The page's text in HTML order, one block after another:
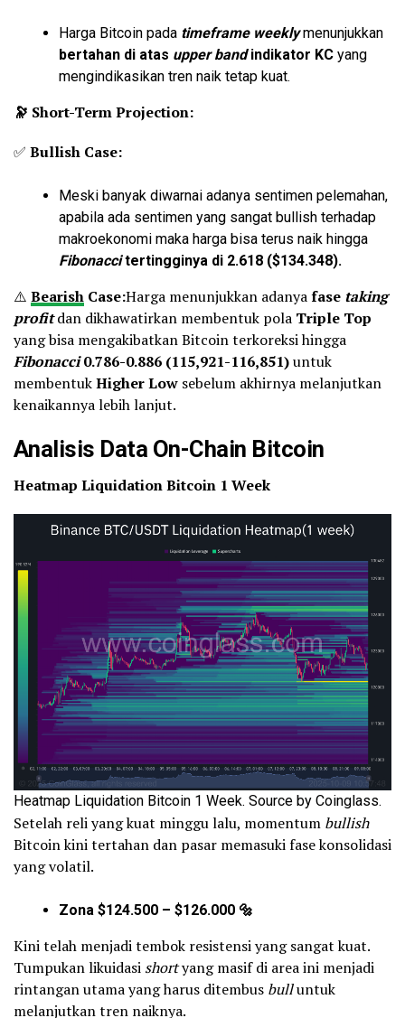
Harga Bitcoin pada timeframe weeklymenunjukkan
bertahan di atas upper bandindikator KC yang
mengindikasikan tren naik tetap kuat.
🔭 Short-Term Projection:
✅ Bullish Case:
Meski banyak diwarnai adanya sentimen pelemahan,
apabila ada sentimen yang sangat bullish terhadap
makroekonomi maka harga bisa terus naik hingga
Fibonaccitertingginya di 2.618 ($134.348).
⚠️ Bearish Case:Harga menunjukkan adanyafase taking
profit dan dikhawatirkan membentuk pola Triple Top
yang bisa mengakibatkan Bitcoin terkoreksi hingga
Fibonacci0.786-0.886 (115,921-116,851)untuk
membentukHigher Low sebelum akhirnya melanjutkan
kenaikannya lebih lanjut.
Analisis Data On-Chain Bitcoin
Heatmap Liquidation Bitcoin 1 Week
Heatmap Liquidation Bitcoin 1 Week. Source by Coinglass.
Setelah reli yang kuat minggu lalu, momentum bullish
Bitcoin kini tertahan dan pasar memasuki fase konsolidasi
yang volatil.
Zona $124.500 – $126.000 🔩
Kini telah menjadi tembok resistensi yang sangat kuat.
Tumpukan likuidasi shortyang masif di area ini menjadi
rintangan utama yang harus ditembus bulluntuk
melanjutkan tren naiknya.